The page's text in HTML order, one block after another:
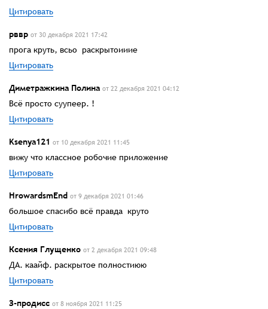
Цитировать
рввр от 30 декабря 2021 17:42
прога круть, всьо раскрытоииие
Цитировать
Диметражкина Полина от 22 декабря 2021 04:12
Всё просто суупеер. !
Цитировать
Ksenya121 от 10 декабря 2021 11:45
вижу что классное робочие приложение
Цитировать
HrowardsmEnd от 9 декабря 2021 01:46
большое спасибо всё правда круто
Цитировать
Ксения Глущенко от 2 декабря 2021 09:48
ДА. каайф. раскрытое полностиюю
Цитировать
З-продисс от 8 ноября 2021 11:25